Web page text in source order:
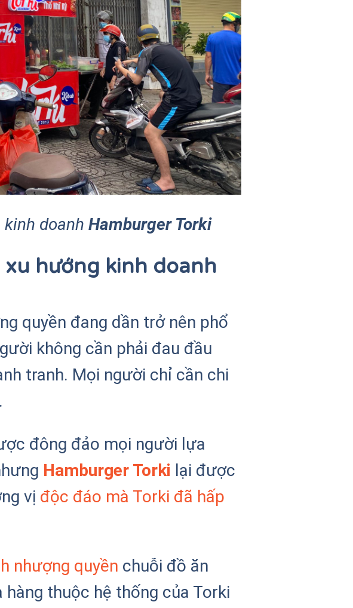
doanh Hamburger Torki
hướng kinh doanh
quyền đang dần trở nên phổ
không cần phải đau đầu
tranh. Mọi người chỉ cần chi
.
đông đảo mọi người lựa
Hamburger Torki lại được
vị độc đáo mà Torki đã hấp
nhượng quyền chuỗi đồ ăn
thuộc hệ thống của Torki